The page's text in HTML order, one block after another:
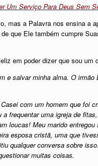
Um Serviço Para Deus Sem
mas a Palavra nos ensina a
que Ele também cumpre
em poder dizer que sou um
e salvar minha alma. O irmão
com um homem que foi
frequentar uma igreja de
loucas! Meu marido
esposa cristã, uma que
qualquer conversa sobre
muitas coisas.